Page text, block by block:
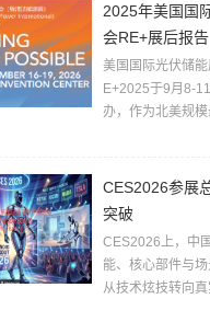
2025年美国国
会RE+展后报告
美国国际光伏储
E+2025于9月8-
办，作为北美规
CES2026参展
突破
CES2026上，中
能、核心部件与场
从技术炫技转向